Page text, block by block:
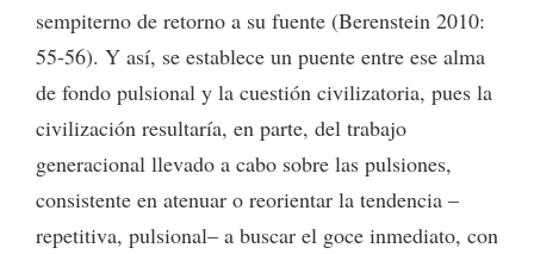
sempiterno de retorno a su fuente (Berenstein 2010:
55-56). Y así, se establece un puente entre ese alma
de fondo pulsional y la cuestión civilizatoria, pues la
civilización resultaría, en parte, del trabajo
generacional llevado a cabo sobre las pulsiones,
consistente en atenuar o reorientar la tendencia –
repetitiva, pulsional– a buscar el goce inmediato, con